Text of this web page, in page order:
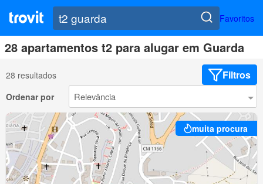
Favoritos
28 apartamentos t2 para alugar em Guarda
28 resultados Filtros
Ordenar por
muita procura